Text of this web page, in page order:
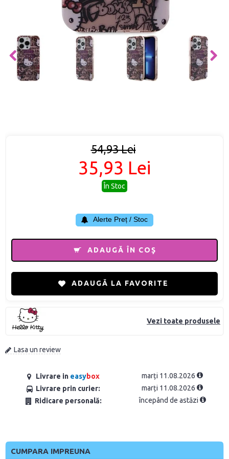
Vezi toate produsele
Lasa un review
Livrare in easybox
marți 11.08.2026
Livrare prin curier:
marți 11.08.2026
Ridicare personală:
începând de astăzi
54,93 Lei
35,93 Lei
În Stoc
Alerte Preț / Stoc
ADAUGĂ ÎN COŞ
ADAUGĂ LA FAVORITE
CUMPARA IMPREUNA